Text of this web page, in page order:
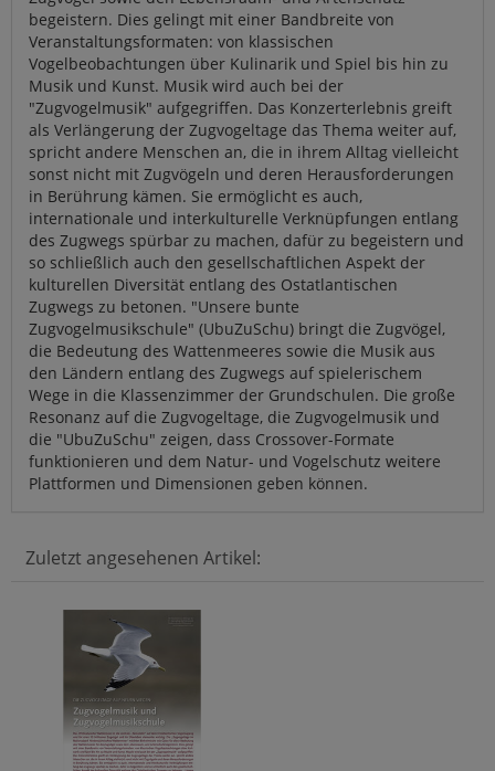
begeistern. Dies gelingt mit einer Bandbreite von
Veranstaltungsformaten: von klassischen
Vogelbeobachtungen über Kulinarik und Spiel bis hin zu
Musik und Kunst. Musik wird auch bei der
"Zugvogelmusik" aufgegriffen. Das Konzerterlebnis greift
als Verlängerung der Zugvogeltage das Thema weiter auf,
spricht andere Menschen an, die in ihrem Alltag vielleicht
sonst nicht mit Zugvögeln und deren Herausforderungen
in Berührung kämen. Sie ermöglicht es auch,
internationale und interkulturelle Verknüpfungen entlang
des Zugwegs spürbar zu machen, dafür zu begeistern und
so schließlich auch den gesellschaftlichen Aspekt der
kulturellen Diversität entlang des Ostatlantischen
Zugwegs zu betonen. "Unsere bunte
Zugvogelmusikschule" (UbuZuSchu) bringt die Zugvögel,
die Bedeutung des Wattenmeeres sowie die Musik aus
den Ländern entlang des Zugwegs auf spielerischem
Wege in die Klassenzimmer der Grundschulen. Die große
Resonanz auf die Zugvogeltage, die Zugvogelmusik und
die "UbuZuSchu" zeigen, dass Crossover-Formate
funktionieren und dem Natur- und Vogelschutz weitere
Plattformen und Dimensionen geben können.
Zuletzt angesehenen Artikel: